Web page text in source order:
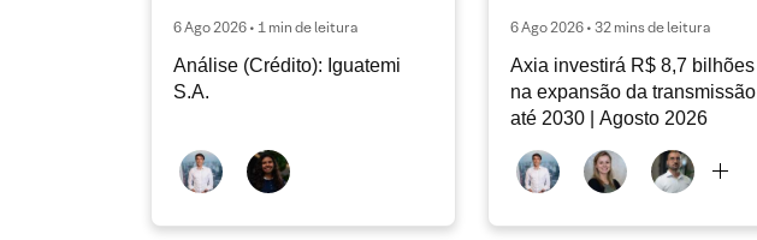
6 Ago 2026 • 1 min de leitura
Análise (Crédito): Iguatemi
S.A.
6 Ago 2026 • 32 mins de leitura
Axia investirá R$ 8,7 bilhões
na expansão da transmissão
até 2030 | Agosto 2026